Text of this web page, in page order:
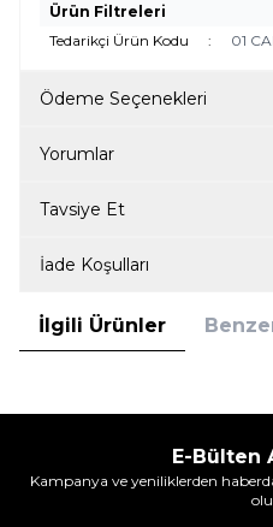
Ürün Filtreleri
Tedarikçi Ürün Kodu
: 01
Ödeme Seçenekleri
Yorumlar
Tavsiye Et
İade Koşulları
İlgili Ürünler
E-Bülten
Kampanya ve yeniliklerden